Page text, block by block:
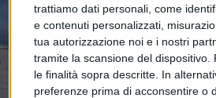
trattiamo dati personali, come
e contenuti personalizzati,
tua autorizzazione noi e i nostri
tramite la scansione del
le finalità sopra descritte. In
preferenze prima di acconsentire o